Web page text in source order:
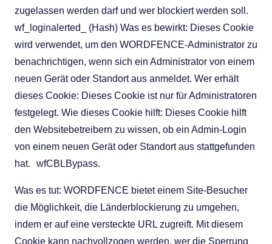
zugelassen werden darf und wer blockiert werden soll.
wf_loginalerted_ (Hash) Was es bewirkt: Dieses Cookie
wird verwendet, um den WORDFENCE-Administrator zu
benachrichtigen, wenn sich ein Administrator von einem
neuen Gerät oder Standort aus anmeldet. Wer erhält
dieses Cookie: Dieses Cookie ist nur für Administratoren
festgelegt. Wie dieses Cookie hilft: Dieses Cookie hilft
den Websitebetreibern zu wissen, ob ein Admin-Login
von einem neuen Gerät oder Standort aus stattgefunden
hat. wfCBLBypass.
Was es tut: WORDFENCE bietet einem Site-Besucher
die Möglichkeit, die Länderblockierung zu umgehen,
indem er auf eine versteckte URL zugreift. Mit diesem
Cookie kann nachvollzogen werden, wer die Sperrung